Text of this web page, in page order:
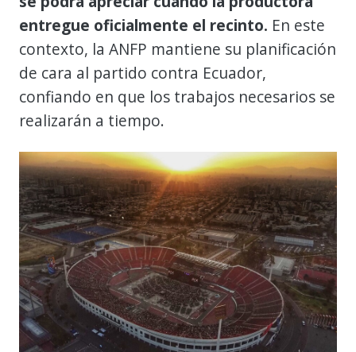
entregue oficialmente el recinto. En este
contexto, la ANFP mantiene su planificación
de cara al partido contra Ecuador,
confiando en que los trabajos necesarios se
realizarán a tiempo.